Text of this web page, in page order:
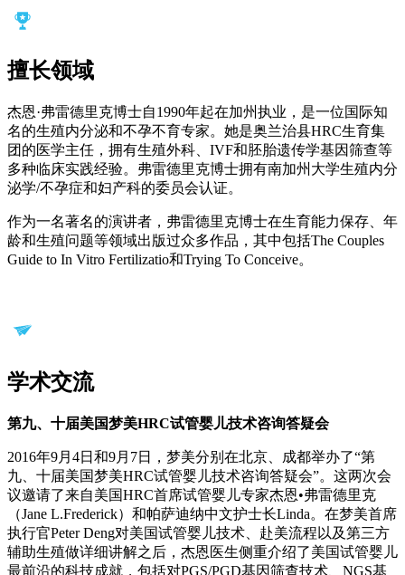
擅长领域
杰恩·弗雷德里克博士自1990年起在加州执业，是一位国际知
名的生殖内分泌和不孕不育专家。她是奥兰治县HRC生育集
团的医学主任，拥有生殖外科、IVF和胚胎遗传学基因筛查等
多种临床实践经验。弗雷德里克博士拥有南加州大学生殖内分
泌学/不孕症和妇产科的委员会认证。
作为一名著名的演讲者，弗雷德里克博士在生育能力保存、年
龄和生殖问题等领域出版过众多作品，其中包括The Couples
Guide to In Vitro Fertilizatio和Trying To Conceive。
学术交流
第九、十届美国梦美HRC试管婴儿技术咨询答疑会
2016年9月4日和9月7日，梦美分别在北京、成都举办了“第
九、十届美国梦美HRC试管婴儿技术咨询答疑会”。这两次会
议邀请了来自美国HRC首席试管婴儿专家杰恩•弗雷德里克
（Jane L.Frederick）和帕萨迪纳中文护士长Linda。在梦美首席
执行官Peter Deng对美国试管婴儿技术、赴美流程以及第三方
辅助生殖做详细讲解之后，杰恩医生侧重介绍了美国试管婴儿
最前沿的科技成就，包括对PGS/PGD基因筛查技术、NGS基